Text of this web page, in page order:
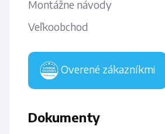
Montážne návody
Veľkoobchod
Overené zákazníkmi
Dokumenty